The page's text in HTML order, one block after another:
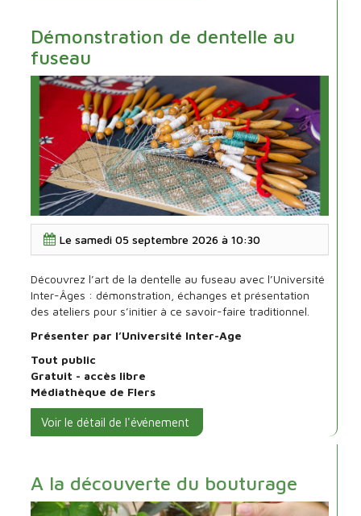
Démonstration de dentelle au
fuseau
Démonstration
au
fuseau
Le samedi 05 septembre 2026 à 10:30
Découvrez l’art de la dentelle au fuseau avec l’Université
Inter-Âges : démonstration, échanges et présentation
des ateliers pour s’initier à ce savoir-faire traditionnel.
Présenter par l’Université Inter-Age
Tout public
Gratuit - accès libre
Médiathèque de Flers
Voir le détail de l'événement
A la découverte du bouturage